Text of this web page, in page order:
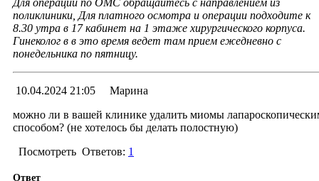
Для операции по ОМС обращайтесь с направлением из
поликлиники, Для платного осмотра и операции подходите к
8.30 утра в 17 кабинет на 1 этаже хирургического корпуса.
Гинеколог в в это время ведет там прием ежедневно с
понедельника по пятницу.
10.04.2024 21:05
Марина
можно ли в вашей клинике удалить миомы
способом? (не хотелось бы делать полостную)
Посмотреть Ответов: 1
Ответ